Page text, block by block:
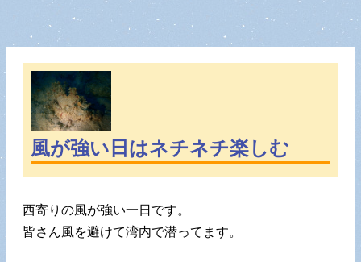
風が強い日はネチネチ楽しむ
西寄りの風が強い一日です。
皆さん風を避けて湾内で潜ってます。